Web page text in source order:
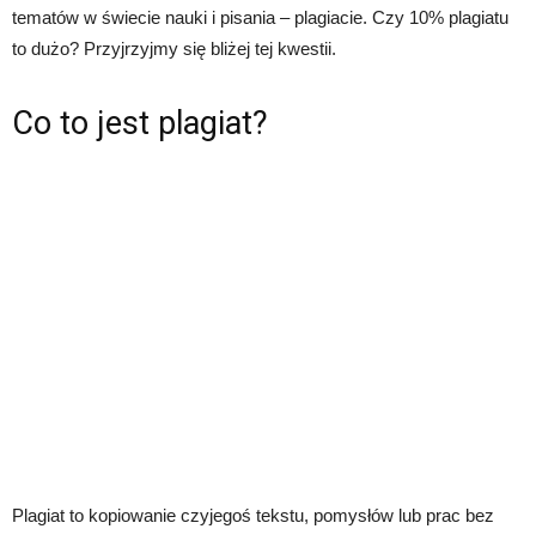
tematów w świecie nauki i pisania – plagiacie. Czy 10% plagiatu
to dużo? Przyjrzyjmy się bliżej tej kwestii.
Co to jest plagiat?
Plagiat to kopiowanie czyjegoś tekstu, pomysłów lub prac bez